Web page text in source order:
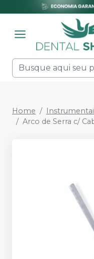
Home
Arco de Serra c/